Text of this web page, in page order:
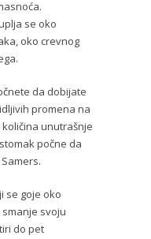
se oko
oko crevnog
da dobijate
promena na
unutrašnje
počne da
se goje oko
svoju
do pet